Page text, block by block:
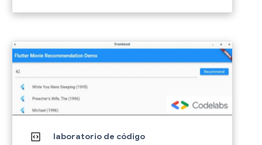
laboratorio de código